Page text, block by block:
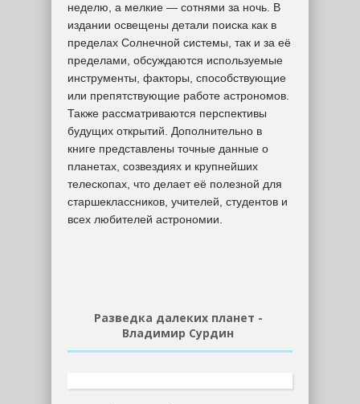
неделю, а мелкие — сотнями за ночь. В
издании освещены детали поиска как в
пределах Солнечной системы, так и за её
пределами, обсуждаются используемые
инструменты, факторы, способствующие
или препятствующие работе астрономов.
Также рассматриваются перспективы
будущих открытий. Дополнительно в
книге представлены точные данные о
планетах, созвездиях и крупнейших
телескопах, что делает её полезной для
старшеклассников, учителей, студентов и
всех любителей астрономии.
Разведка далеких планет -
Владимир Сурдин